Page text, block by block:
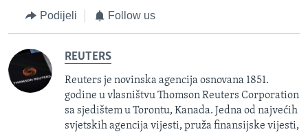
Podijeli Follow us
REUTERS
Reuters je novinska agencija osnovana 1851.
godine u vlasništvu Thomson Reuters Corporation
sa sjedištem u Torontu, Kanada. Jedna od najvećih
svjetskih agencija vijesti, pruža finansijske vijesti,